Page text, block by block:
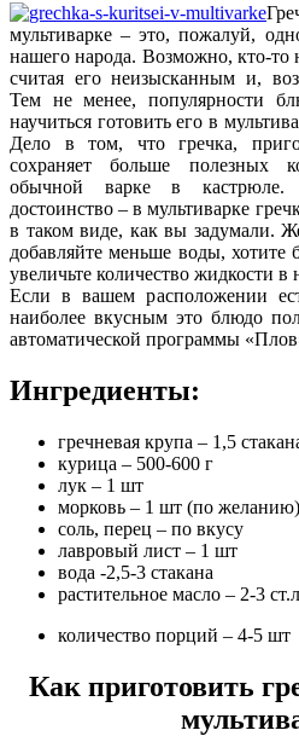
мультиварке – это, пожалуй,
нашего народа. Возможно, кто-то
считая его неизысканным и,
Тем не менее, популярности
научиться готовить его в
Дело в том, что гречка,
сохраняет больше полезных
обычной варке в
достоинство – в мультиварке
в таком виде, как вы задумали.
добавляйте меньше воды, хотите
увеличьте количество жидкости в
Если в вашем расположении
наиболее вкусным это блюдо
автоматической программы
Ингредиенты:
гречневая крупа – 1,5
курица – 500-600 г
лук – 1 шт
морковь – 1 шт (по желанию)
соль, перец – по вкусу
лавровый лист – 1 шт
вода -2,5-3 стакана
растительное масло – 2-3
количество порций – 4-5 шт
Как приготовить